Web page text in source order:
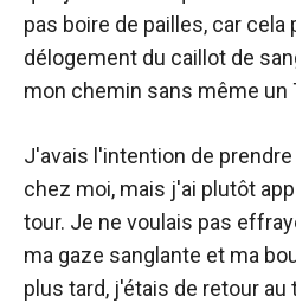
pas boire de pailles, car cela
délogement du caillot de
mon chemin sans même un
J'avais l'intention de
chez moi, mais j'ai plutôt
tour. Je ne voulais pas
ma gaze sanglante et ma
plus tard, j'étais de retour au